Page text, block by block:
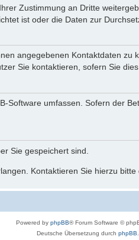
Zustimmung an Dritte
ist oder die Daten zur
angegebenen Kontaktdaten
Sie kontaktieren, sofern Sie
Software umfassen. Sofern der
Sie gespeichert sind.
Kontaktieren Sie hierzu bitte
Powered by phpBB® Forum Software ©
Deutsche Übersetzung durch